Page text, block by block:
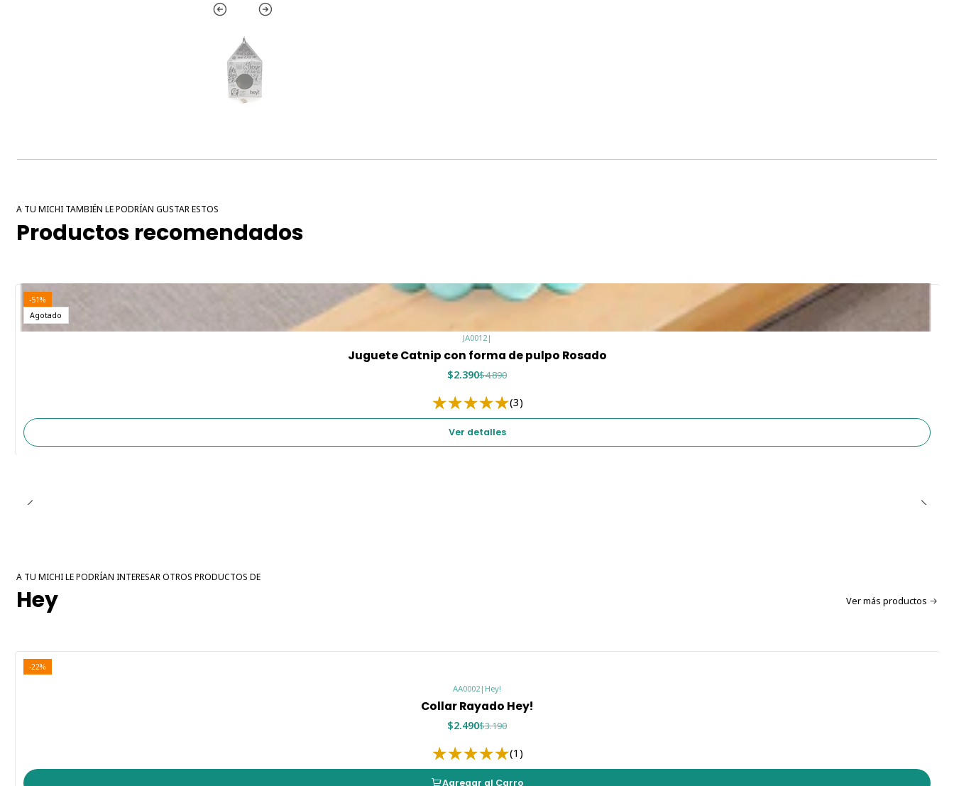
A TU MICHI TAMBIÉN LE PODRÍAN GUSTAR ESTOS
Productos recomendados
-51%
Agotado
JA0012|
Juguete Catnip con forma de pulpo Rosado
$2.390$4.890
(3)
Ver detalles
A TU MICHI LE PODRÍAN INTERESAR OTROS PRODUCTOS DE
Hey Ver más productos
-22%
AA0002 | Hey!
Collar Rayado Hey!
$2.490$3.190
(1)
Agregar al Carro